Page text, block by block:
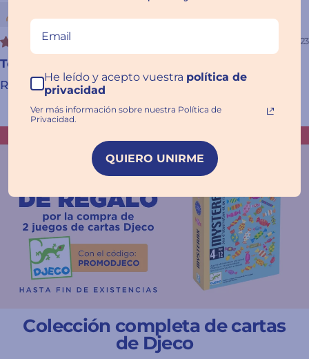
10/15/2023
Todo correcto
Rápido y bien
Colección completa de cartas
de Djeco
He leído y acepto vuestra política de
privacidad
Ver más información sobre nuestra Política de
Privacidad.
QUIERO UNIRME